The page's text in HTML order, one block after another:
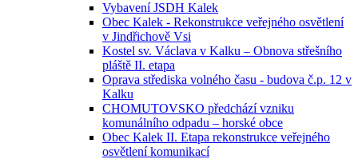
Vybavení JSDH Kalek
Obec Kalek - Rekonstrukce veřejného osvětlení
v Jindřichově Vsi
Kostel sv. Václava v Kalku – Obnova střešního
pláště II. etapa
Oprava střediska volného času - budova č.p. 12 v
Kalku
CHOMUTOVSKO předchází vzniku
komunálního odpadu – horské obce
Obec Kalek II. Etapa rekonstrukce veřejného
osvětlení komunikací